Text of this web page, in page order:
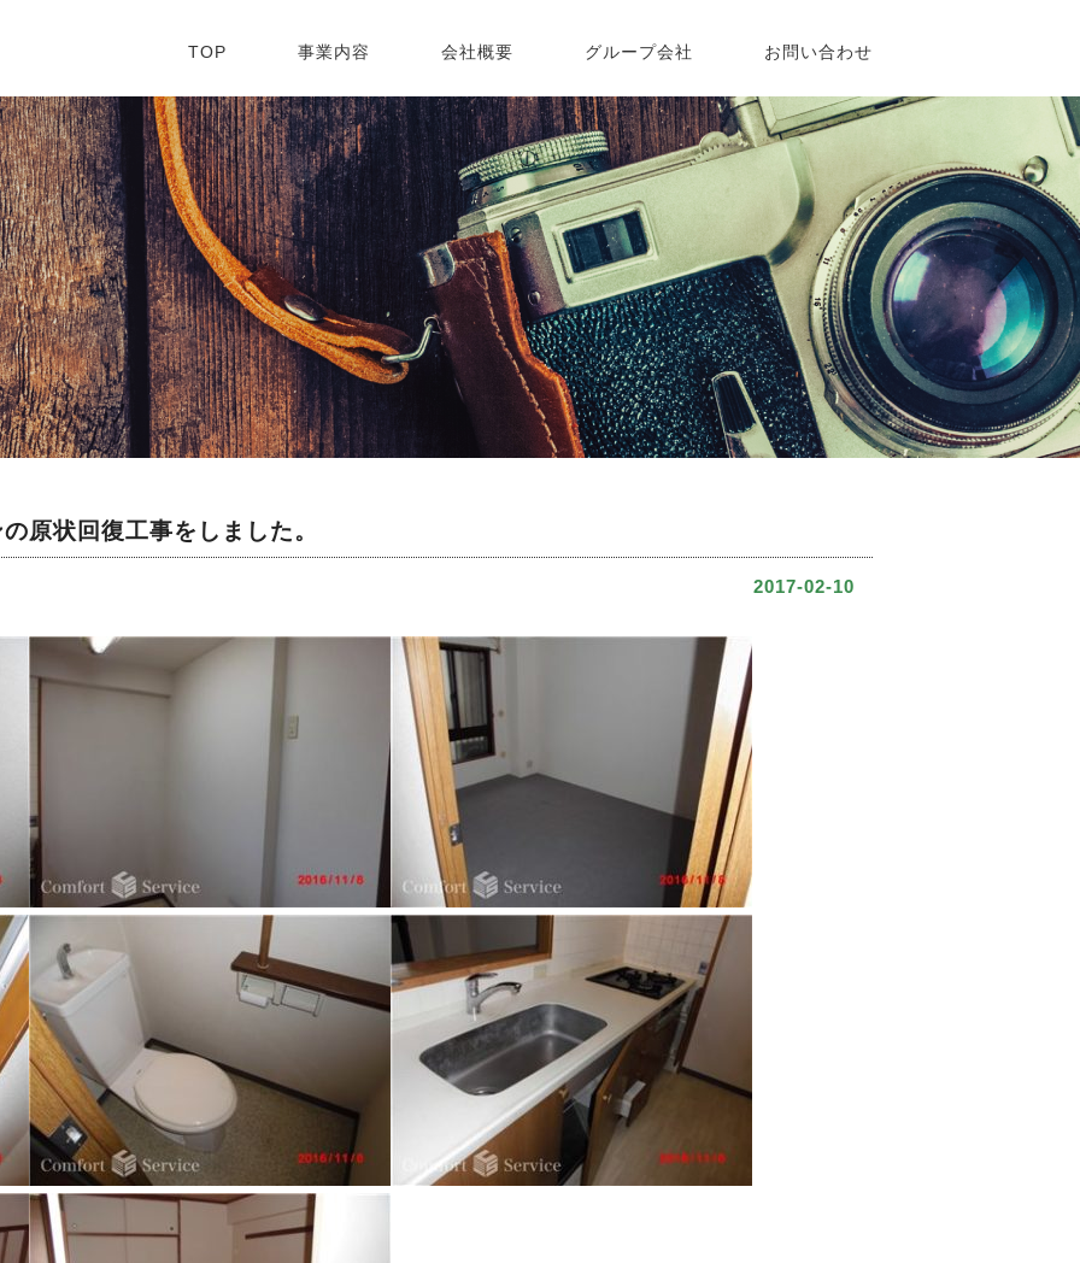
TOP 事業内容 会社概要 グループ会社 お問い合わせ
原状回復工事をしました。
2017-02-10